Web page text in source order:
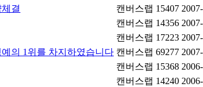
결 캔버스랩 15407
캔버스랩 14356
캔버스랩 17223
의 1위를 차지하였습니다 캔버스랩 69277
캔버스랩 15368
캔버스랩 14240